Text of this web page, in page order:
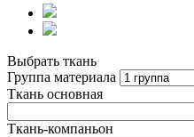
Выбрать ткань
Группа материала
Ткань основная
Ткань-компаньон